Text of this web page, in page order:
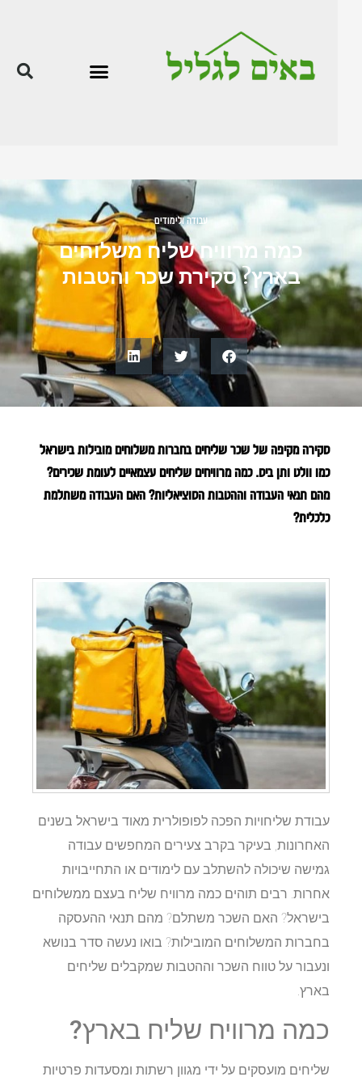
עבודה ולימודים
כמה מרוויח שליח משלוחים
בארץ? סקירת שכר והטבות
סקירה מקיפה של שכר שליחים בחברות משלוחים מובילות בישראל
כמו וולט ותן ביס. כמה מרוויחים שליחים עצמאיים לעומת שכירים?
מהם תנאי העבודה וההטבות הסוציאליות? האם העבודה משתלמת
כלכלית?
עבודת שליחויות הפכה לפופולרית מאוד בישראל בשנים
האחרונות, בעיקר בקרב צעירים המחפשים עבודה
גמישה שיכולה להשתלב עם לימודים או התחייבויות
אחרות. רבים תוהים כמה מרוויח שליח בעצם ממשלוחים
בישראל? האם השכר משתלם? מהם תנאי ההעסקה
בחברות המשלוחים המובילות? בואו נעשה סדר בנושא
ונעבור על טווח השכר וההטבות שמקבלים שליחים
בארץ.
כמה מרוויח שליח בארץ?
שליחים מועסקים על ידי מגוון רשתות ומסעדות פרטיות